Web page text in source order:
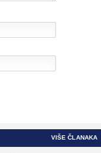
VIŠE ČLANAKA